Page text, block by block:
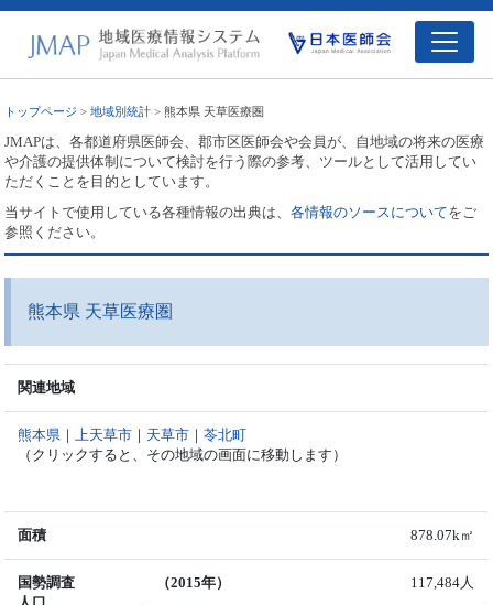
トップページ >地域別統計 > 熊本県 天草医療圏
JMAPは、各都道府県医師会、郡市区医師会や会員が、自地域の将来の医療
や介護の提供体制について検討を行う際の参考、ツールとして活用してい
ただくことを目的としています。
当サイトで使用している各種情報の出典は、各情報のソースについてをご
参照ください。
熊本県 天草医療圏
関連地域
熊本県 ｜ 上天草市 ｜ 天草市 ｜苓北町
（クリックすると、その地域の画面に移動します）
面積 878.07k㎡
国勢調査
（2015年） 117,484人